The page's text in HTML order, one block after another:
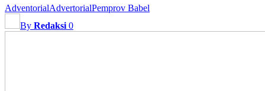
AdventorialAdvertorialPemprov Babel
By Redaksi 0